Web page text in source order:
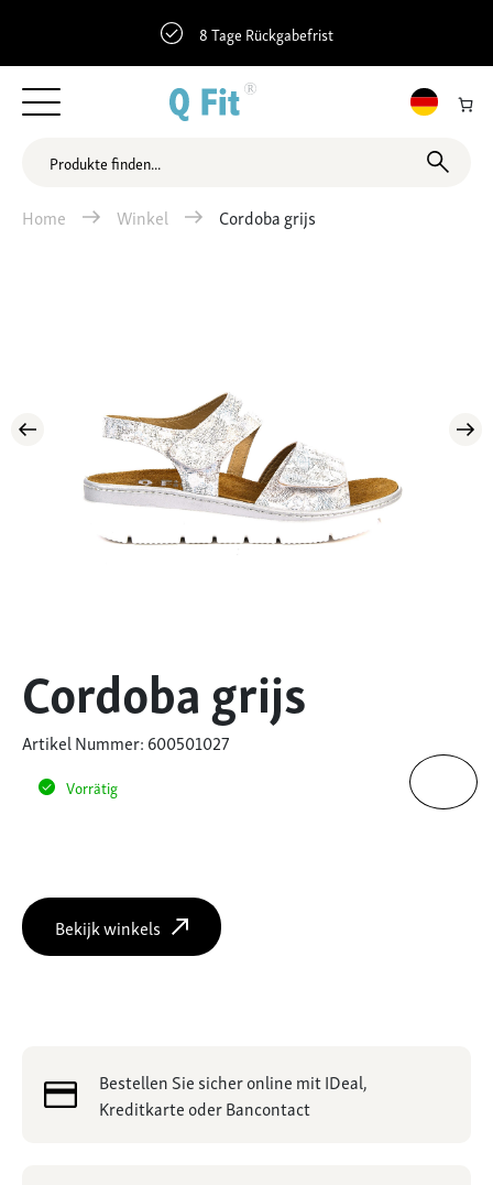
8 Tage Rückgabefrist
Home Winkel Cordoba grijs
Cordoba grijs
Artikel Nummer: 600501027
Vorrätig
Bekijk winkels
Bestellen Sie sicher online mit IDeal,
Kreditkarte oder Bancontact